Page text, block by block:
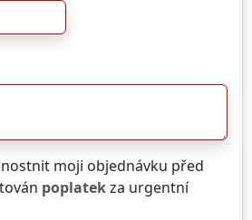
moji objednávku před
poplatekza urgentní